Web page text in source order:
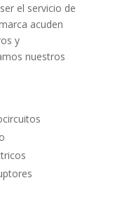
el servicio de
acuden
y
nuestros